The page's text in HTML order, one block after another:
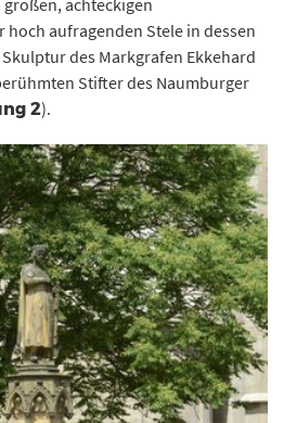
achteckigen
aufragenden Stele in dessen
des Markgrafen Ekkehard
Stifter des Naumburger
2).